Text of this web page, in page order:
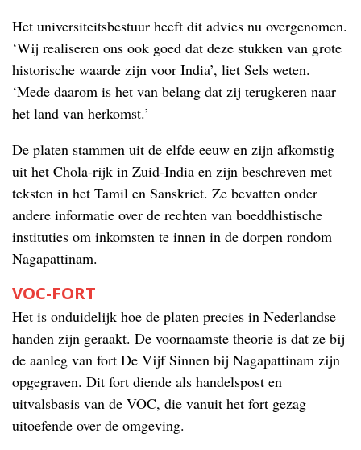
Het universiteitsbestuur heeft dit advies nu overgenomen.
‘Wij realiseren ons ook goed dat deze stukken van grote
historische waarde zijn voor India’, liet Sels weten.
‘Mede daarom is het van belang dat zij terugkeren naar
het land van herkomst.’
De platen stammen uit de elfde eeuw en zijn afkomstig
uit het Chola-rijk in Zuid-India en zijn beschreven met
teksten in het Tamil en Sanskriet. Ze bevatten onder
andere informatie over de rechten van boeddhistische
instituties om inkomsten te innen in de dorpen rondom
Nagapattinam.
VOC-FORT
Het is onduidelijk hoe de platen precies in Nederlandse
handen zijn geraakt. De voornaamste theorie is dat ze bij
de aanleg van fort De Vijf Sinnen bij Nagapattinam zijn
opgegraven. Dit fort diende als handelspost en
uitvalsbasis van de VOC, die vanuit het fort gezag
uitoefende over de omgeving.